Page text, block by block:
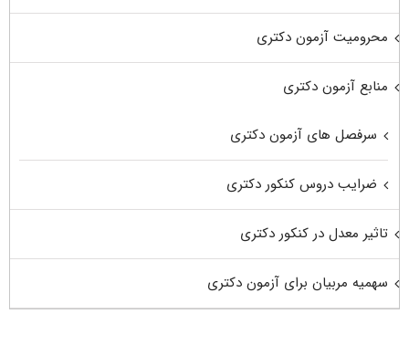
محرومیت آزمون دکتری
منابع آزمون دکتری
سرفصل های آزمون دکتری
ضرایب دروس کنکور دکتری
تاثیر معدل در کنکور دکتری
سهمیه مربیان برای آزمون دکتری